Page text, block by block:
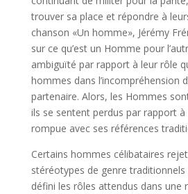
trouver sa place et répondre à
chanson «Un homme», Jérémy
sur ce qu’est un Homme pour
ambiguïté par rapport à leur rôle
hommes dans l’incompréhension
partenaire. Alors, les Hommes
ils se sentent perdus par rapport
rompue avec ses références
Certains hommes célibataires
stéréotypes de genre
défini les rôles attendus dans une